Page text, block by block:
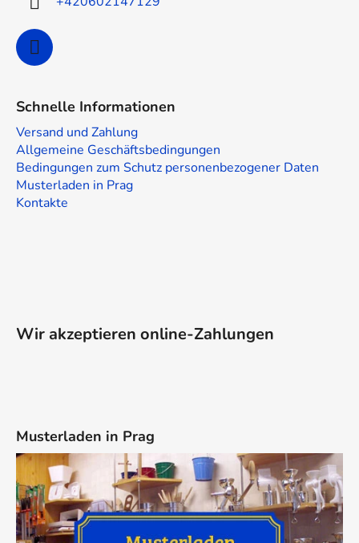
Schnelle Informationen
Versand und Zahlung
Allgemeine Geschäftsbedingungen
Bedingungen zum Schutz personenbezogener Daten
Musterladen in Prag
Kontakte
Wir akzeptieren online-Zahlungen
Musterladen in Prag